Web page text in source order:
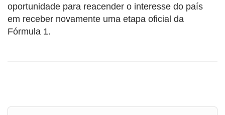
oportunidade para reacender o interesse do país
em receber novamente uma etapa oficial da
Fórmula 1.